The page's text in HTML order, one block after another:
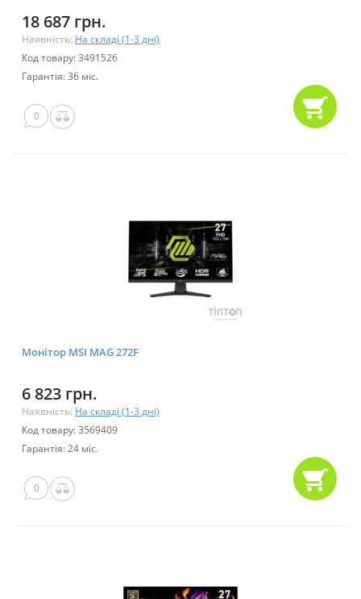
18 687 грн.
Наявність: На складі (1-3 дні)
Код товару: 3491526
Гарантія: 36 міс.
0
Монітор MSI MAG 272F
6 823 грн.
Наявність: На складі (1-3 дні)
Код товару: 3569409
Гарантія: 24 міс.
0